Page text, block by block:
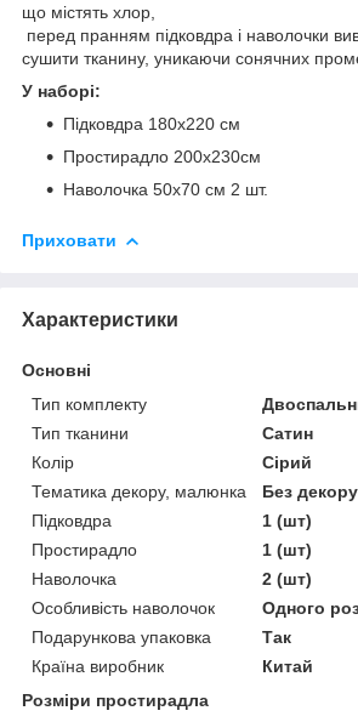
що містять хлор,
перед пранням підковдра і наволочки
сушити тканину, уникаючи сонячних
У наборі:
Підковдра 180х220 см
Простирадло 200х230см
Наволочка 50х70 см 2 шт.
Приховати
Характеристики
Основні
Тип комплекту
Тип тканини
Сатин
Колір
Сірий
Тематика декору, малюнка
Без декору
Підковдра
1 (шт)
Простирадло
1 (шт)
Наволочка
2 (шт)
Особливість наволочок
Одного
Подарункова упаковка
Так
Країна виробник
Китай
Розміри простирадла